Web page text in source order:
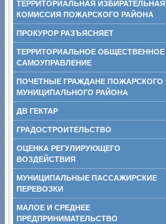
ТЕРРИТОРИАЛЬНАЯ ИЗБИРАТЕЛЬНАЯ
КОМИССИЯ ПОЖАРСКОГО РАЙОНА
ПРОКУРОР РАЗЪЯСНЯЕТ
ТЕРРИТОРИАЛЬНОЕ ОБЩЕСТВЕННОЕ
САМОУПРАВЛЕНИЕ
ПОЧЕТНЫЕ ГРАЖДАНЕ ПОЖАРСКОГО
МУНИЦИПАЛЬНОГО РАЙОНА
ДВ ГЕКТАР
ГРАДОСТРОИТЕЛЬСТВО
ОЦЕНКА РЕГУЛИРУЮЩЕГО
ВОЗДЕЙСТВИЯ
МУНИЦИПАЛЬНЫЕ ПАССАЖИРСКИЕ
ПЕРЕВОЗКИ
МАЛОЕ И СРЕДНЕЕ
ПРЕДПРИНИМАТЕЛЬСТВО